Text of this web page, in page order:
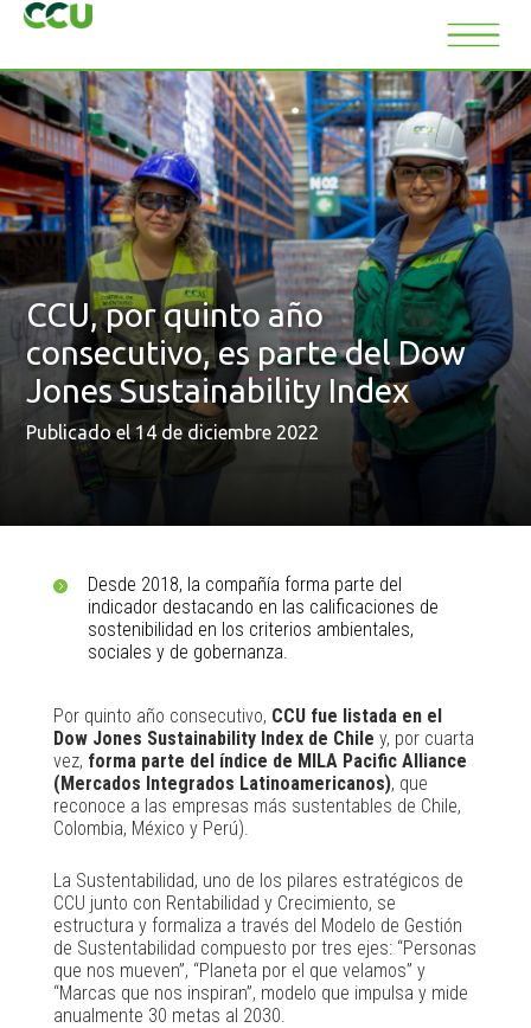
CCU, por quinto año
consecutivo, es parte del Dow
Jones Sustainability Index
Publicado el 14 de diciembre 2022
Desde 2018, la compañía forma parte del
indicador destacando en las calificaciones de
sostenibilidad en los criterios ambientales,
sociales y de gobernanza.
Por quinto año consecutivo, CCU fue listada en el
Dow Jones Sustainability Index de Chile y, por cuarta
vez, forma parte del índice de MILA Pacific Alliance
(Mercados Integrados Latinoamericanos), que
reconoce a las empresas más sustentables de Chile,
Colombia, México y Perú).
La Sustentabilidad, uno de los pilares estratégicos de
CCU junto con Rentabilidad y Crecimiento, se
estructura y formaliza a través del Modelo de Gestión
de Sustentabilidad compuesto por tres ejes: “Personas
que nos mueven”, “Planeta por el que velamos” y
“Marcas que nos inspiran”, modelo que impulsa y mide
anualmente 30 metas al 2030.